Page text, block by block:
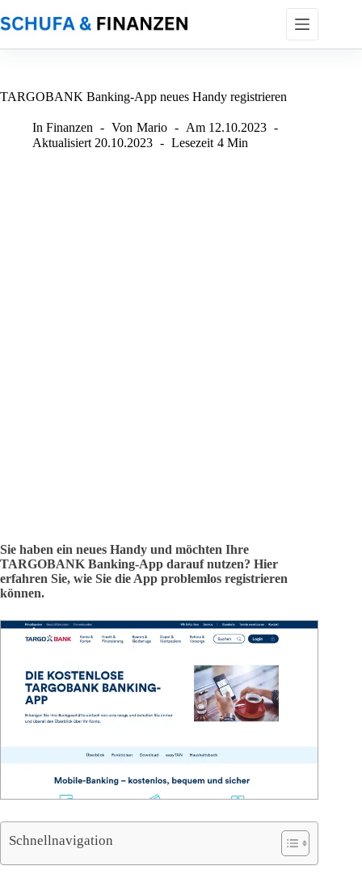
Inhalt
springen
TARGOBANK Banking-App neues Handy registrieren
In Finanzen Von Mario Am 12.10.2023
Aktualisiert 20.10.2023 Lesezeit 4 Min
Sie haben ein neues Handy und möchten Ihre
TARGOBANK Banking-App darauf nutzen? Hier
erfahren Sie, wie Sie die App problemlos registrieren
können.
Schnellnavigation